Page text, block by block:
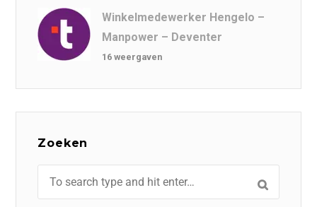
Winkelmedewerker Hengelo –
Manpower – Deventer
16 weergaven
Zoeken